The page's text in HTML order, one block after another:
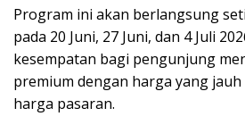
Program ini akan berlangsung
pada 20 Juni, 27 Juni, dan 4 Juli
kesempatan bagi pengunjung
premium dengan harga yang
harga pasaran.